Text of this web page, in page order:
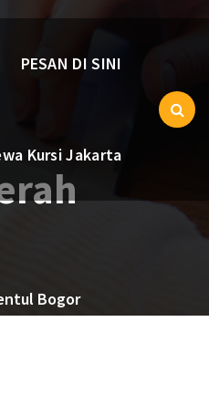
PESAN DI SINI
Kursi Jakarta
Bogor